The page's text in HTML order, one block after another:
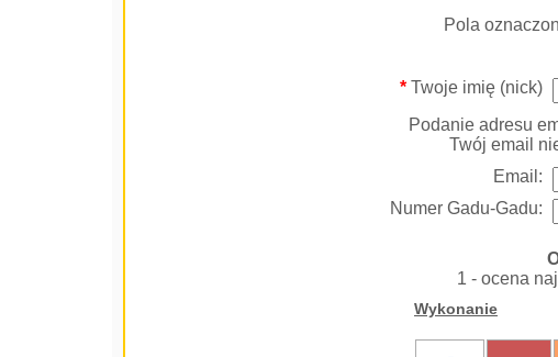
Pola
*Twoje imię (nick)
Podanie adresu
Twój email
Email:
Numer Gadu-Gadu:
1 - ocena
Wykonanie